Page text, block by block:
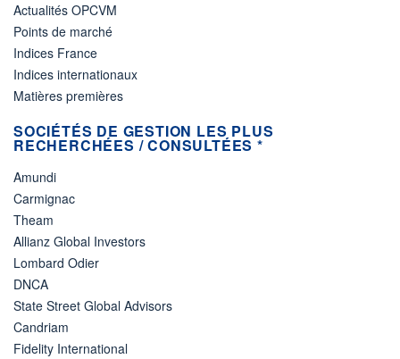
Actualités OPCVM
Points de marché
Indices France
Indices internationaux
Matières premières
SOCIÉTÉS DE GESTION LES PLUS
RECHERCHÉES / CONSULTÉES *
Amundi
Carmignac
Theam
Allianz Global Investors
Lombard Odier
DNCA
State Street Global Advisors
Candriam
Fidelity International